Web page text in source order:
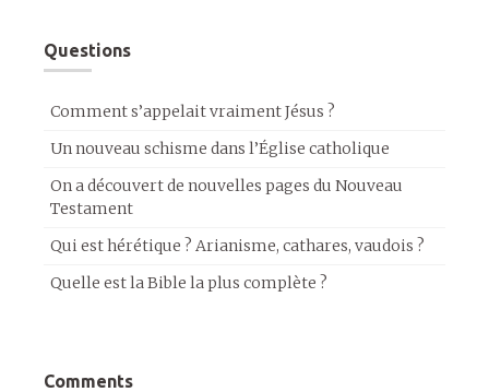
Questions
Comment s’appelait vraiment Jésus ?
Un nouveau schisme dans l’Église catholique
On a découvert de nouvelles pages du Nouveau
Testament
Qui est hérétique ? Arianisme, cathares, vaudois ?
Quelle est la Bible la plus complète ?
Comments